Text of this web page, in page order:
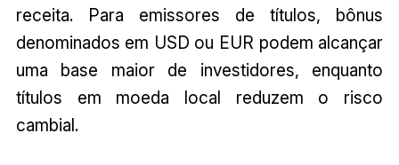
receita. Para emissores de títulos, bônus
denominados em USD ou EUR podem alcançar
uma base maior de investidores, enquanto
títulos em moeda local reduzem o risco
cambial.